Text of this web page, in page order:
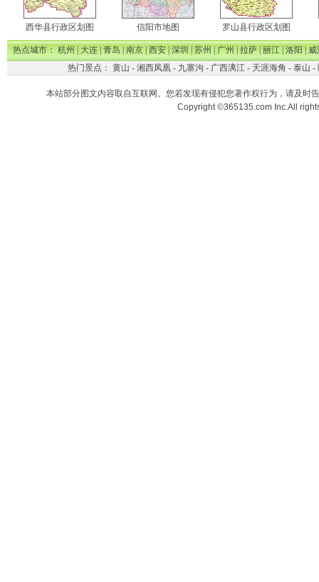
西华县行政区划图 信阳市地图 罗山县行政区划图
热点城市：杭州|大连|青岛|南京|西安|深圳|苏州|广州|拉萨|丽江|洛阳|威
热门景点： 黄山 - 湘西凤凰- 九寨沟 - 广西漓江- 天涯海角 - 泰山 -
本站部分图文内容取自互联网。您若发现有侵犯您著作权行为，请及时
Copyright ©365135.com Inc.All